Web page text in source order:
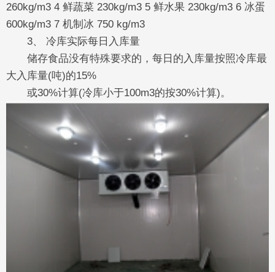
260kg/m3 4 鲜蔬菜 230kg/m3 5 鲜水果 230kg/m3 6 冰蛋
600kg/m3 7 机制冰 750 kg/m3
3、 冷库实际每日入库量
储存食品没有特殊要求的，每日的入库量按照冷库最
大入库量(吨)的15%
或30%计算(冷库小于100m3的按30%计算)。